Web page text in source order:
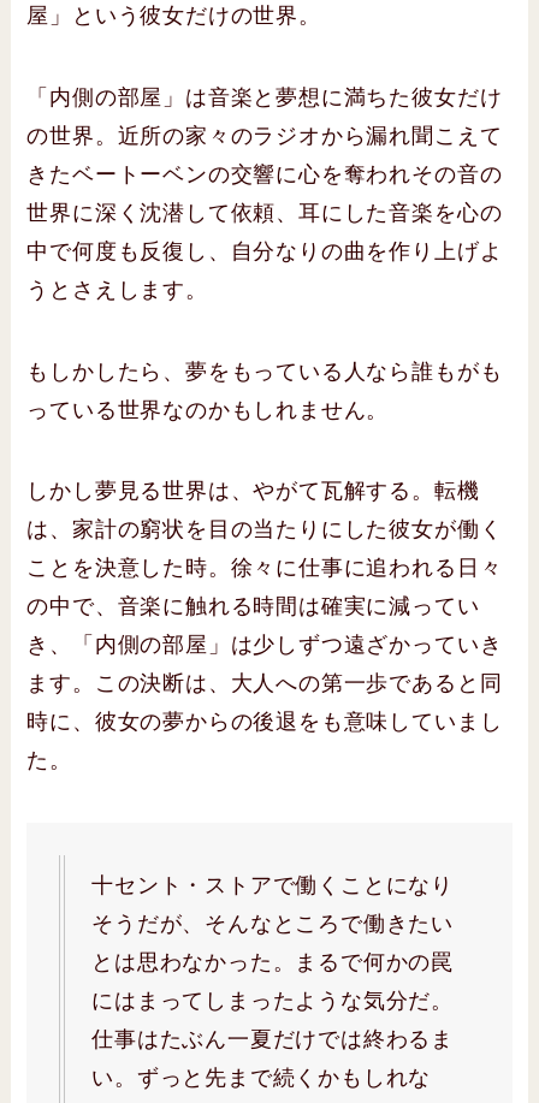
屋」という彼女だけの世界。
「内側の部屋」は音楽と夢想に満ちた彼女だけ
の世界。近所の家々のラジオから漏れ聞こえて
きたベートーベンの交響に心を奪われその音の
世界に深く沈潜して依頼、耳にした音楽を心の
中で何度も反復し、自分なりの曲を作り上げよ
うとさえします。
もしかしたら、夢をもっている人なら誰もがも
っている世界なのかもしれません。
しかし夢見る世界は、やがて瓦解する。転機
は、家計の窮状を目の当たりにした彼女が働く
ことを決意した時。徐々に仕事に追われる日々
の中で、音楽に触れる時間は確実に減ってい
き、「内側の部屋」は少しずつ遠ざかっていき
ます。この決断は、大人への第一歩であると同
時に、彼女の夢からの後退をも意味していまし
た。
十セント・ストアで働くことになり
そうだが、そんなところで働きたい
とは思わなかった。まるで何かの罠
にはまってしまったような気分だ。
仕事はたぶん一夏だけでは終わるま
い。ずっと先まで続くかもしれな